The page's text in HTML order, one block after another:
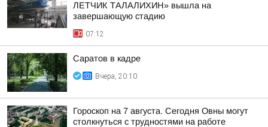
ЛЕТЧИК ТАЛАЛИХИН» вышла на
завершающую стадию
07:12
Саратов в кадре
Вчера, 20:10
Гороскоп на 7 августа. Сегодня Овны могут
столкнуться с трудностями на работе